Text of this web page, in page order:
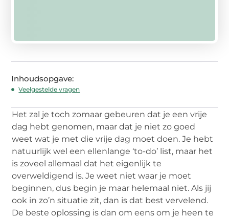
Inhoudsopgave:
Veelgestelde vragen
Het zal je toch zomaar gebeuren dat je een vrije
dag hebt genomen, maar dat je niet zo goed
weet wat je met die vrije dag moet doen. Je hebt
natuurlijk wel een ellenlange ‘to-do’ list, maar het
is zoveel allemaal dat het eigenlijk te
overweldigend is. Je weet niet waar je moet
beginnen, dus begin je maar helemaal niet. Als jij
ook in zo’n situatie zit, dan is dat best vervelend.
De beste oplossing is dan om eens om je heen te